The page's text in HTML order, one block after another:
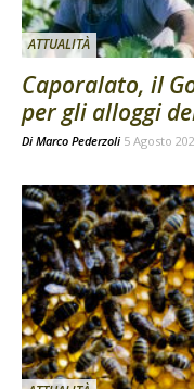
ATTUALITÀ
Caporalato, il
per gli alloggi
Di Marco Pederzoli 5 Agosto